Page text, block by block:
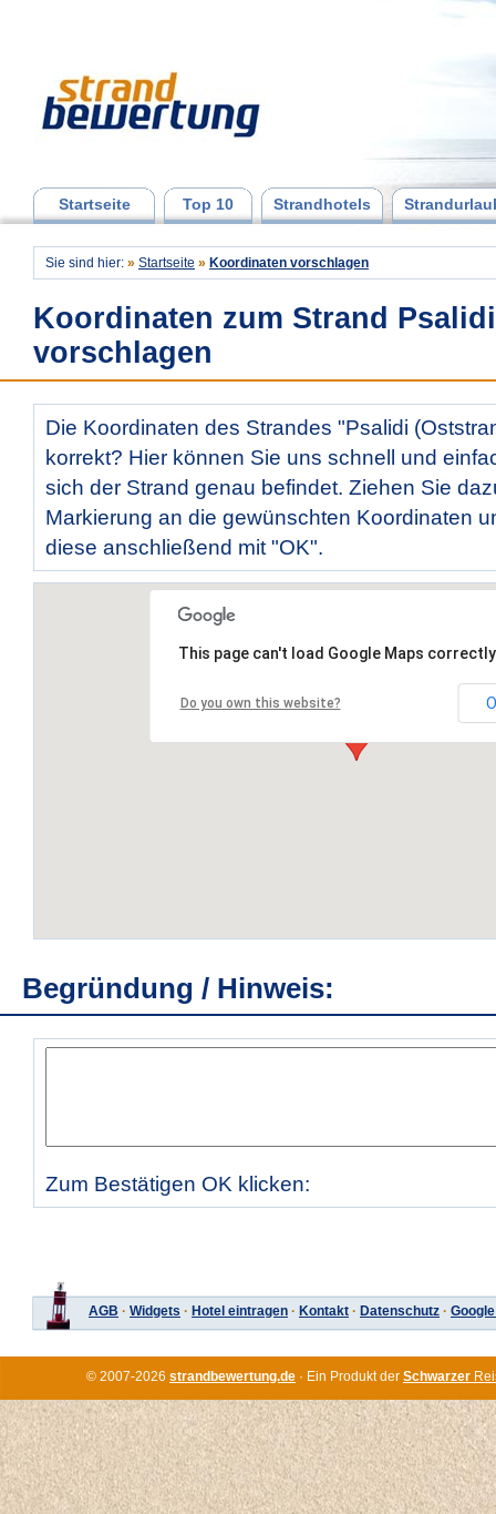
Startseite Top 10 Strandhotels
Sie sind hier: » Startseite » Koordinaten vorschlagen
Koordinaten zum Strand
vorschlagen
Die Koordinaten des Strandes "Psalidi
korrekt? Hier können Sie uns schnell und
sich der Strand genau befindet. Ziehen Sie
Markierung an die gewünschten Koordinaten
diese anschließend mit "OK".
This page can't load Google Maps
Do you own this website?
Begründung / Hinweis:
Zum Bestätigen OK klicken:
AGB · Widgets · Hotel eintragen · Kontakt · Datenschutz ·
© 2007-2026 strandbewertung.de · Ein Produkt der Schwarzer